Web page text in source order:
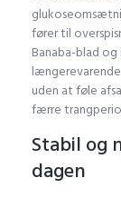
fører til
Banaba-blad
uden at føle
færre
Stabil og
dagen